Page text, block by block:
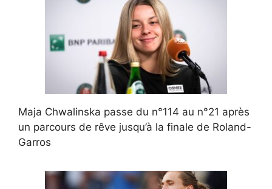
Maja Chwalinska passe du n°114 au n°21 après
un parcours de rêve jusqu’à la finale de Roland-
Garros